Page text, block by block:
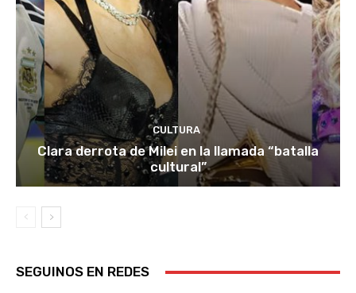
CULTURA
Clara derrota de Milei en la llamada “batalla
cultural”
SEGUINOS EN REDES